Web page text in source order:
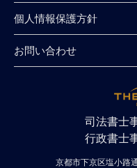
司法書士
行政書士
京都市下京区塩小路
個⼈情報保護⽅針
お問い合わせ